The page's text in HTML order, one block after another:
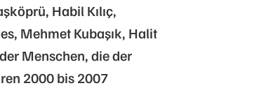
Habil Kılıç,
Mehmet Kubaşık, Halit
Menschen, die der
2000 bis 2007